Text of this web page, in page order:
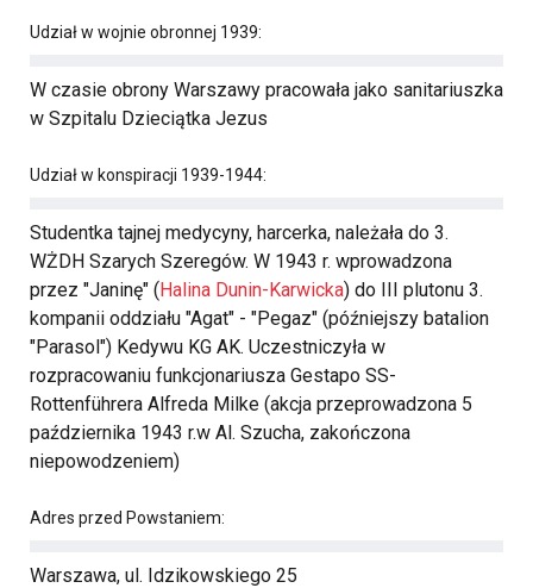
Udział w wojnie obronnej 1939:
W czasie obrony Warszawy pracowała jako sanitariuszka
w Szpitalu Dzieciątka Jezus
Udział w konspiracji 1939-1944:
Studentka tajnej medycyny, harcerka, należała do 3.
WŻDH Szarych Szeregów. W 1943 r. wprowadzona
przez "Janinę" (Halina Dunin-Karwicka) do III plutonu 3.
kompanii oddziału "Agat" - "Pegaz" (późniejszy batalion
"Parasol") Kedywu KG AK. Uczestniczyła w
rozpracowaniu funkcjonariusza Gestapo SS-
Rottenführera Alfreda Milke (akcja przeprowadzona 5
października 1943 r.w Al. Szucha, zakończona
niepowodzeniem)
Adres przed Powstaniem:
Warszawa, ul. Idzikowskiego 25